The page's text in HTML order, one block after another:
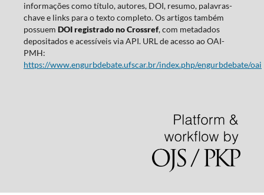
informações como título, autores, DOI, resumo, palavras-
chave e links para o texto completo. Os artigos também
possuem DOI registrado no Crossref, com metadados
depositados e acessíveis via API. URL de acesso ao OAI-
PMH:
https://www.engurbdebate.ufscar.br/index.php/engurbdebate/oai